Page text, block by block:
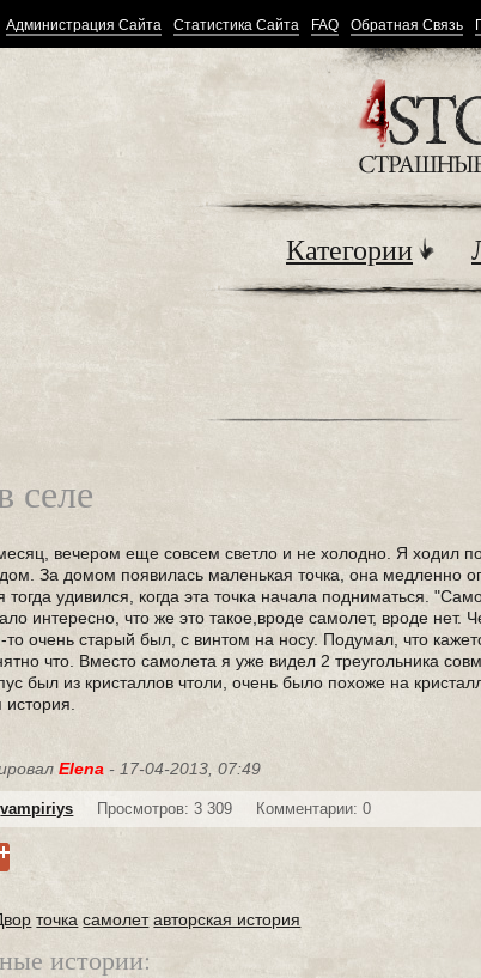
Администрация Сайта Статистика Сайта FAQ Обратная Связь
Категории
селе
вечером еще совсем светло и не холодно. Я ходил
За домом появилась маленькая точка, она медленно
тогда удивился, когда эта точка начала подниматься.
интересно, что же это такое,вроде самолет, вроде нет.
то очень старый был, с винтом на носу. Подумал, что
что. Вместо самолета я уже видел 2 треугольника
был из кристаллов чтоли, очень было похоже на
Elena - 17-04-2013, 07:49
vampiriys Просмотров: 3 309 Комментарии: 0
точка самолет авторская история
истории: